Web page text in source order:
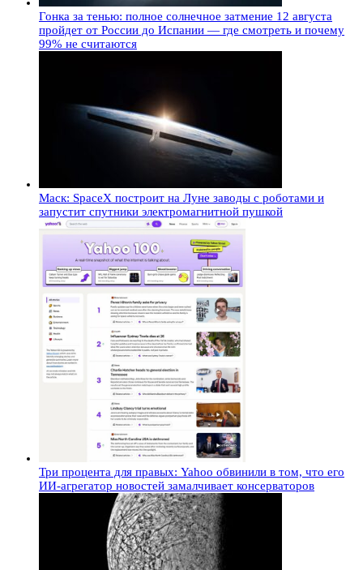
Гонка за тенью: полное солнечное затмение 12 августа
пройдет от России до Испании — где смотреть и почему
99% не считаются
Маск: SpaceX построит на Луне заводы с роботами и
запустит спутники электромагнитной пушкой
Три процента для правых: Yahoo обвинили в том, что его
ИИ-агрегатор новостей замалчивает консерваторов